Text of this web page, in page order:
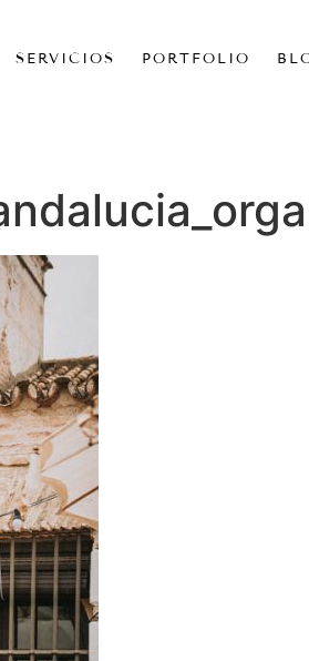
SERVICIOS PORTFOLIO